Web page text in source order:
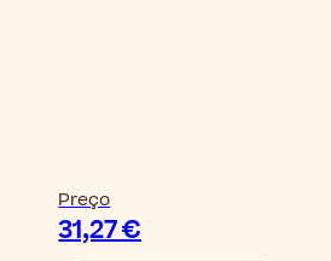
Preço
31,27 €